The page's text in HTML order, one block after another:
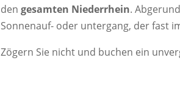
dengesamten Niederrhein.
Sonnenauf- oder untergang, der fast
Zögern Sie nicht und buchen ein